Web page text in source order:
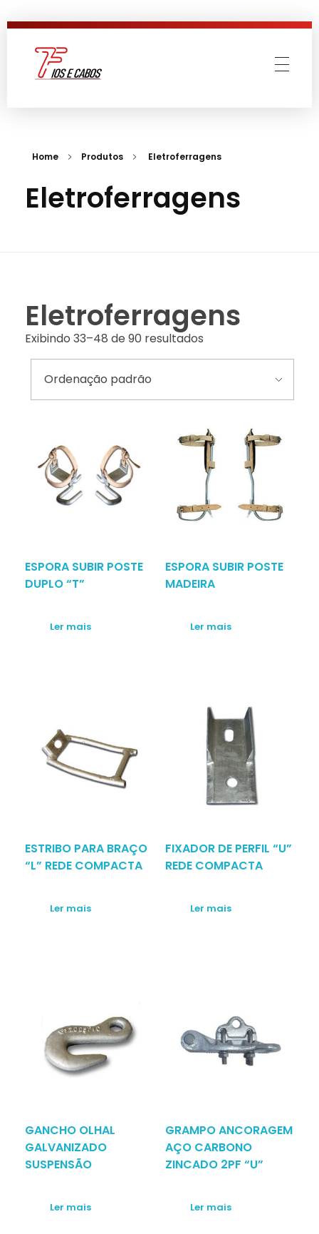
Home Produtos Eletroferragens
Eletroferragens
Eletroferragens
Exibindo 33–48 de 90 resultados
ESPORA SUBIR POSTE
DUPLO “T”
Ler mais
ESPORA SUBIR POSTE
MADEIRA
Ler mais
ESTRIBO PARA BRAÇO
“L” REDE COMPACTA
Ler mais
FIXADOR DE PERFIL “U”
REDE COMPACTA
Ler mais
GANCHO OLHAL
GALVANIZADO
SUSPENSÃO
Ler mais
GRAMPO ANCORAGEM
AÇO CARBONO
ZINCADO 2PF “U”
Ler mais